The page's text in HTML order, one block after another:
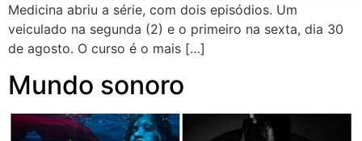
Medicina abriu a série, com dois episódios. Um
veiculado na segunda (2) e o primeiro na sexta, dia 30
de agosto. O curso é o mais […]
Mundo sonoro